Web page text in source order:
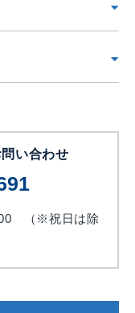
い合わせ
（※祝日は除